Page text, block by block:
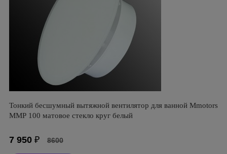
Тонкий бесшумный вытяжной вентилятор для ванной Mmotors
ММР 100 матовое стекло круг белый
7 950 ₽ 8600